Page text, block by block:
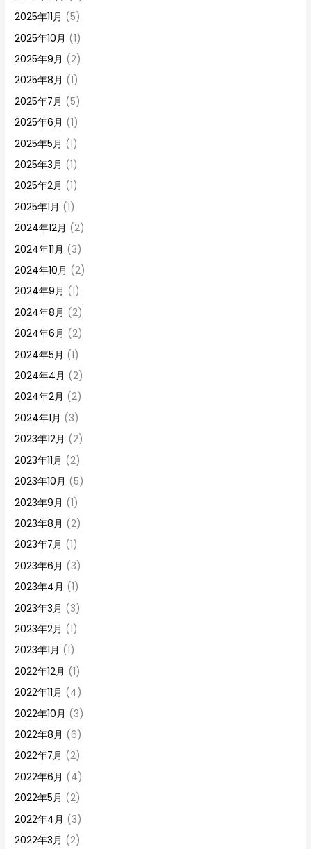
2025年11月 (5)
2025年10月 (1)
2025年9月 (2)
2025年8月 (1)
2025年7月 (5)
2025年6月 (1)
2025年5月 (1)
2025年3月 (1)
2025年2月 (1)
2025年1月 (1)
2024年12月 (2)
2024年11月 (3)
2024年10月 (2)
2024年9月 (1)
2024年8月 (2)
2024年6月 (2)
2024年5月 (1)
2024年4月 (2)
2024年2月 (2)
2024年1月 (3)
2023年12月 (2)
2023年11月 (2)
2023年10月 (5)
2023年9月 (1)
2023年8月 (2)
2023年7月 (1)
2023年6月 (3)
2023年4月 (1)
2023年3月 (3)
2023年2月 (1)
2023年1月 (1)
2022年12月 (1)
2022年11月 (4)
2022年10月 (3)
2022年8月 (6)
2022年7月 (2)
2022年6月 (4)
2022年5月 (2)
2022年4月 (3)
2022年3月 (2)